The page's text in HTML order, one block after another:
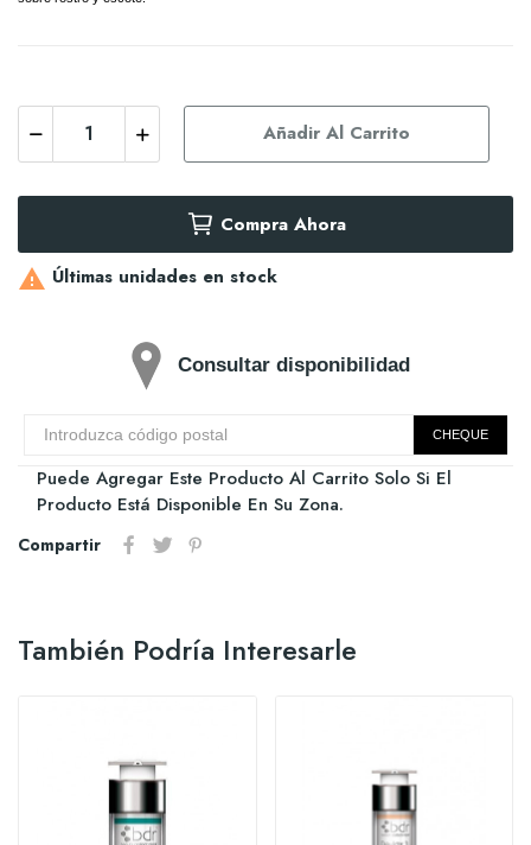
Añadir Al Carrito
Compra Ahora
 Últimas unidades en stock
Consultar disponibilidad
CHEQUE
Puede Agregar Este Producto Al Carrito Solo Si El
Producto Está Disponible En Su Zona.
Compartir
También Podría Interesarle